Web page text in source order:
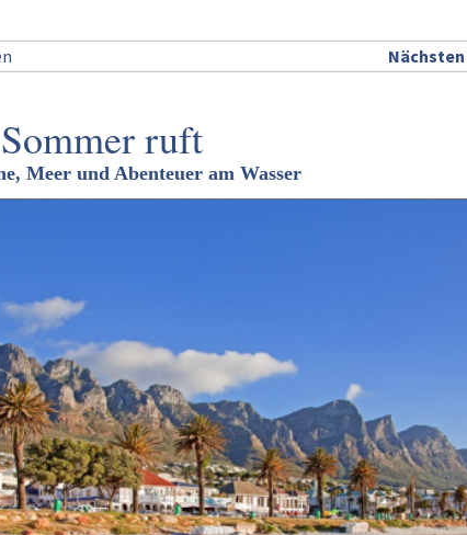
Nächsten
ruft
Meer und Abenteuer am Wasser